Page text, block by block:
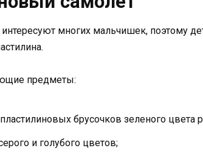
многих мальчишек, поэтому
предметы:
брусочков зеленого цвета
и голубого цветов;